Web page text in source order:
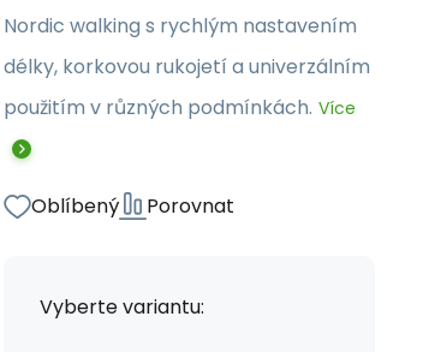
Nordic walking s rychlým nastavením
délky, korkovou rukojetí a univerzálním
použitím v různých podmínkách. Více
Oblíbený Porovnat
Vyberte variantu: